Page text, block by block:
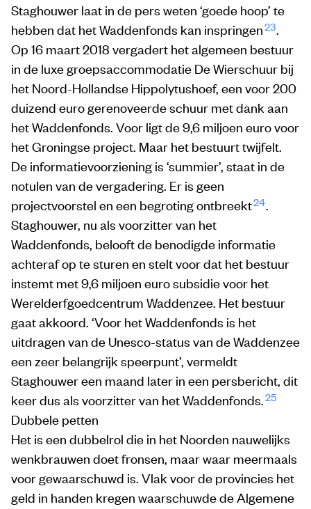
Staghouwer laat in de pers weten ‘goede hoop’ te
hebben dat het Waddenfonds kan inspringen23.
Op 16 maart 2018 vergadert het algemeen bestuur
in de luxe groepsaccommodatie De Wierschuur bij
het Noord-Hollandse Hippolytushoef, een voor 200
duizend euro gerenoveerde schuur met dank aan
het Waddenfonds. Voor ligt de 9,6 miljoen euro voor
het Groningse project. Maar het bestuurt twijfelt.
De informatievoorziening is ‘summier’, staat in de
notulen van de vergadering. Er is geen
projectvoorstel en een begroting ontbreekt24.
Staghouwer, nu als voorzitter van het
Waddenfonds, belooft de benodigde informatie
achteraf op te sturen en stelt voor dat het bestuur
instemt met 9,6 miljoen euro subsidie voor het
Werelderfgoedcentrum Waddenzee. Het bestuur
gaat akkoord. ‘Voor het Waddenfonds is het
uitdragen van de Unesco-status van de Waddenzee
een zeer belangrijk speerpunt’, vermeldt
Staghouwer een maand later in een persbericht, dit
keer dus als voorzitter van het Waddenfonds.25
Dubbele petten
Het is een dubbelrol die in het Noorden nauwelijks
wenkbrauwen doet fronsen, maar waar meermaals
voor gewaarschuwd is. Vlak voor de provincies het
geld in handen kregen waarschuwde de Algemene